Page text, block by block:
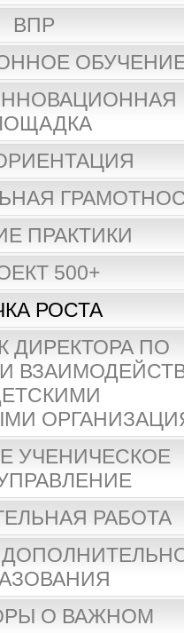
ВПР
ПРАКТИКИ
500+
РОСТА
ДИРЕКТОРА ПО
УЧЕНИЧЕСКОЕ
РАБОТА
О ВАЖНОМ